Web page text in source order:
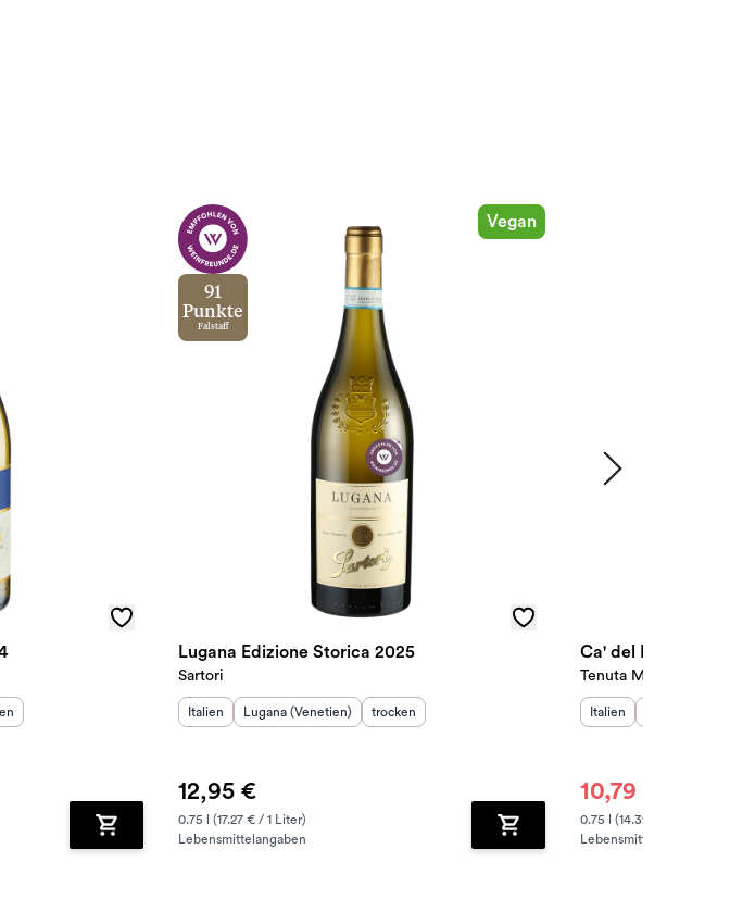
Zum Warenkorb hinzufügen
91
Punkte
Falstaff
Vegan
Lugana Edizione Storica 2025
Sartori
Herkunftsland:
Italien Herkunftsregion:
Lugana (Venetien) Geschmack
trocken
12,95 €
0.75 l (17.27 € / 1 Liter)
Lebensmittelangaben
Zum Warenkorb hinzufügen
Ca' del Beppe
Tenuta Malavasi
Herkunftsland
Italien
10,79 €
0.75 l (14.39 € / 1 Liter)
Lebensmittelangaben